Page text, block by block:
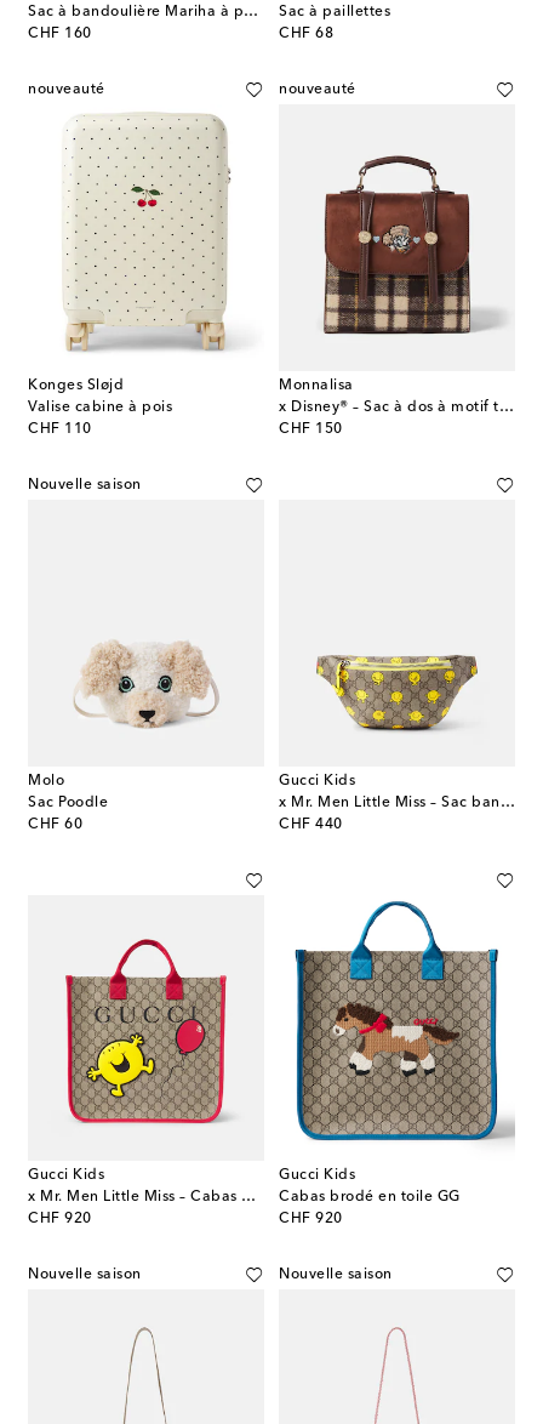
Sac à bandoulière Mariha à paillettes
CHF 160
original price
Sac à paillettes
CHF 68
original price
nouveauté
Konges Sløjd
Valise cabine à pois
CHF 110
original price
nouveauté
Monnalisa
x Disney® – Sac à dos à motif tartan
CHF 150
original price
Nouvelle saison
Molo
Sac Poodle
CHF 60
original price
Gucci Kids
x Mr. Men Little Miss – Sac banane en toile GG
CHF 440
original price
Gucci Kids
x Mr. Men Little Miss – Cabas GG en toile
CHF 920
original price
Gucci Kids
Cabas brodé en toile GG
CHF 920
original price
Nouvelle saison Nouvelle saison